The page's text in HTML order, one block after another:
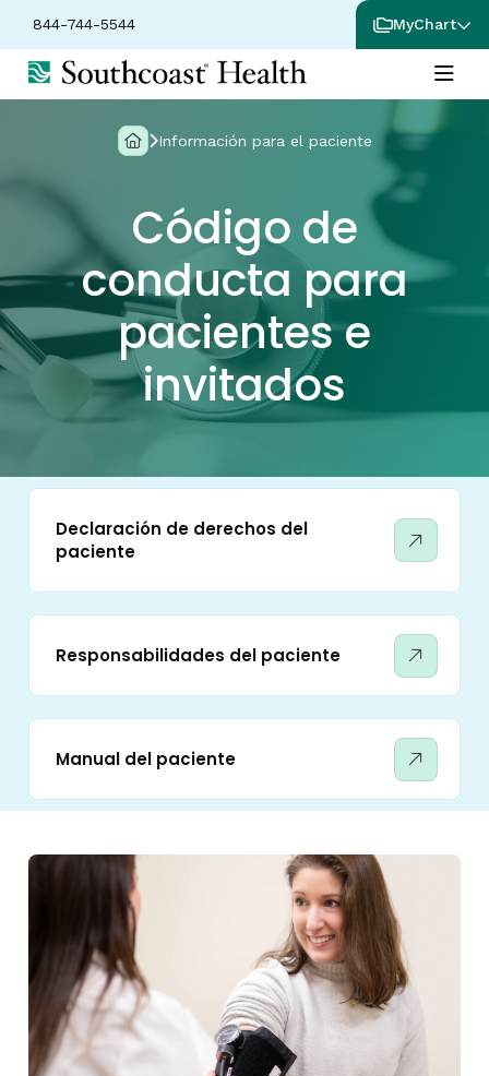
844-744-5544 MyChart
Información para el paciente
Código de
conducta para
pacientes e
invitados
Declaración de derechos del
paciente
Responsabilidades del paciente
Manual del paciente